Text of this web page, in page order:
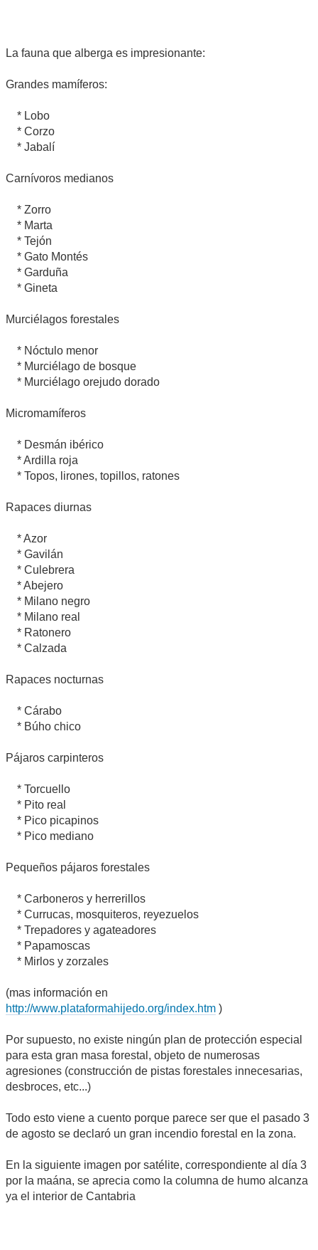
La fauna que alberga es impresionante:
Grandes mamíferos:
* Lobo
* Corzo
* Jabalí
Carnívoros medianos
* Zorro
* Marta
* Tejón
* Gato Montés
* Garduña
* Gineta
Murciélagos forestales
* Nóctulo menor
* Murciélago de bosque
* Murciélago orejudo dorado
Micromamíferos
* Desmán ibérico
* Ardilla roja
* Topos, lirones, topillos, ratones
Rapaces diurnas
* Azor
* Gavilán
* Culebrera
* Abejero
* Milano negro
* Milano real
* Ratonero
* Calzada
Rapaces nocturnas
* Cárabo
* Búho chico
Pájaros carpinteros
* Torcuello
* Pito real
* Pico picapinos
* Pico mediano
Pequeños pájaros forestales
* Carboneros y herrerillos
* Currucas, mosquiteros, reyezuelos
* Trepadores y agateadores
* Papamoscas
* Mirlos y zorzales
(mas información en
http://www.plataformahijedo.org/index.htm )
Por supuesto, no existe ningún plan de protección especial
para esta gran masa forestal, objeto de numerosas
agresiones (construcción de pistas forestales innecesarias,
desbroces, etc...)
Todo esto viene a cuento porque parece ser que el pasado 3
de agosto se declaró un gran incendio forestal en la zona.
En la siguiente imagen por satélite, correspondiente al día 3
por la maána, se aprecia como la columna de humo alcanza
ya el interior de Cantabria